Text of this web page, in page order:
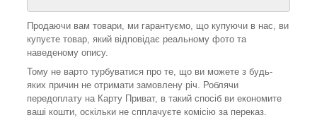
Продаючи вам товари, ми гарантуємо, що купуючи в нас, ви
купуєте товар, який відповідає реальному фото та
наведеному опису.
Тому не варто турбуватися про те, що ви можете з будь-
яких причин не отримати замовлену річ. Роблячи
передоплату на Карту Приват, в такий спосіб ви економите
ваші кошти, оскільки не спплачуєте комісію за переказ.